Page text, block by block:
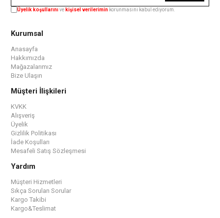
Üyelik koşullarınıve kişisel verilerimin korunmasını kabul ediyorum.
Kurumsal
Anasayfa
Hakkımızda
Mağazalarımız
Bize Ulaşın
Müşteri İlişkileri
KVKK
Alışveriş
Üyelik
Gizlilik Politikası
İade Koşulları
Mesafeli Satış Sözleşmesi
Yardım
Müşteri Hizmetleri
Sıkça Sorulan Sorular
Kargo Takibi
Kargo&Teslimat